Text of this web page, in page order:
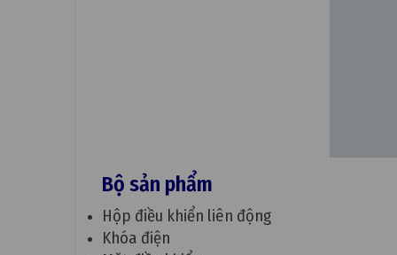
Bộ sản phẩm
Hộp điều khiển liên động
Khóa điện